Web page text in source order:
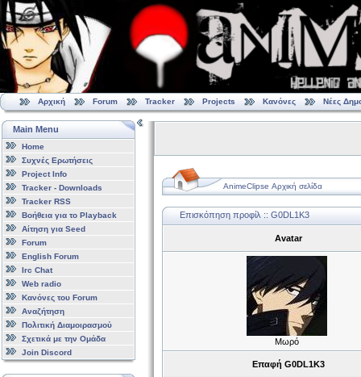
Αρχική Forum Tracker Projects Κανόνες Νέες
Main Menu
Home
Συχνές Ερωτήσεις
Project Info
Tracker - Downloads
Tracker RSS
Βοήθεια για το Playback
Αίτηση για Seed
Forum
English Forum
Irc Chat
Web radio
Κανόνες του Forum
Αναζήτηση
Πολιτική Διαμοιρασμού
Σχετικά με την Ομάδα
Join Discord
AnimeClipse Αρχική σελίδα
Επισκόπηση προφίλ :: G0DL1K3
Avatar
Μωρό
Επαφή G0DL1K3